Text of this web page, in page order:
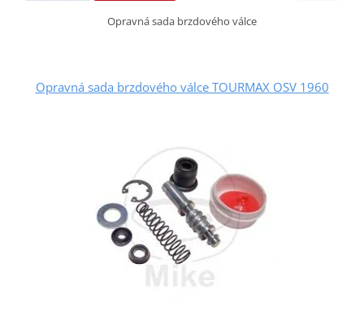
Opravná sada brzdového válce
Opravná sada brzdového válce TOURMAX OSV 1960